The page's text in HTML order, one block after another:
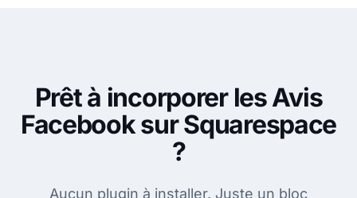
Prêt à incorporer les Avis
Facebook sur Squarespace
?
Aucun plugin à installer. Juste un bloc